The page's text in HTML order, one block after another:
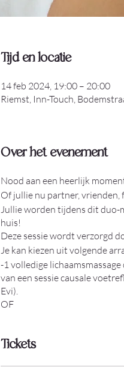
Tijd en locatie
14 feb 2024, 19:00 – 20:00
Riemst, Inn-Touch,
Over het evenement
Nood aan een heerlijk
Of jullie nu partner,
Jullie worden tijdens dit duo-
huis!
Deze sessie wordt verzorgd
Je kan kiezen uit volgende
-1 volledige
van een sessie causale
Evi).
OF
Je kan dit bij aanvang van de
Tickets